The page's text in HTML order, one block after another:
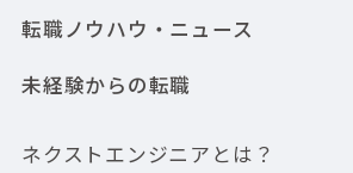
転職ノウハウ・ニュース
未経験からの転職
ネクストエンジニアとは？